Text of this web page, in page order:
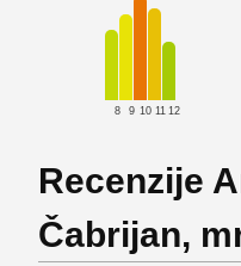
8 9 10 11 12
Recenzije
Čabrijan,